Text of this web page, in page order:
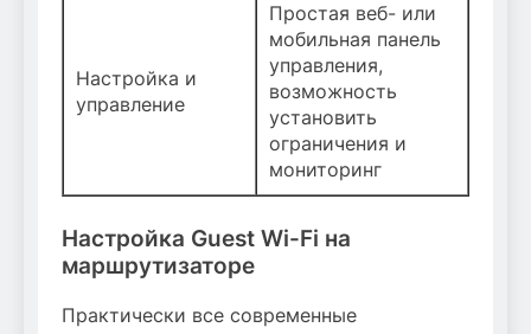
Настройка и
управление
Простая веб- или
мобильная панель
управления,
возможность
установить
ограничения и
мониторинг
Настройка Guest Wi-Fi на
маршрутизаторе
Практически все современные